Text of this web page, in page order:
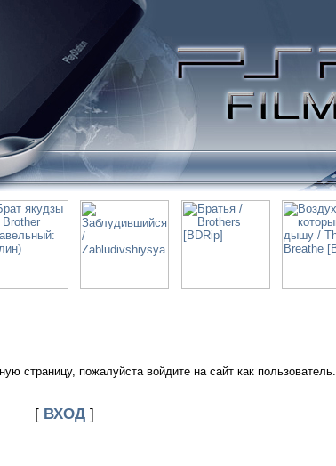
страницу, пожалуйста войдите на сайт как пользователь.
[ ВХОД]